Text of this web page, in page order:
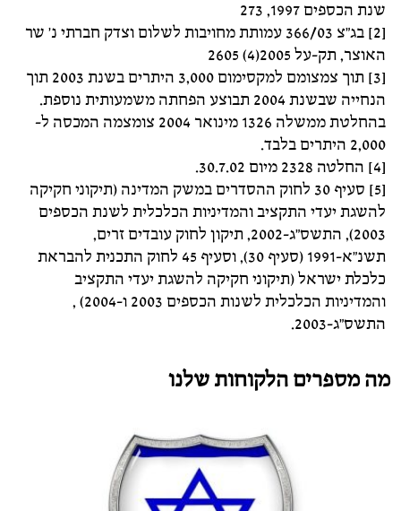
שנת הכספים 1997, 273
[2] בג"צ 366/03 עמותת מחויבות לשלום וצדק חברתי נ' שר
האוצר, תק-על 2005(4) 2605
[3] תוך צמצומם למקסימום 3,000 היתרים בשנת 2003 תוך
הנחייה שבשנת 2004 תבוצע הפחתה משמעותית נוספת.
בהחלטת ממשלה 1326 מינואר 2004 צומצמה המכסה ל-
2,000 היתרים בלבד.
[4] החלטה 2328 מיום 30.7.02.
[5] סעיף 30 לחוק ההסדרים במשק המדינה (תיקוני חקיקה
להשגת יעדי התקציב והמדיניות הכלכלית לשנת הכספים
2003), התשס"ג-2002, תיקון לחוק עובדים זרים,
תשנ"א-1991 (סעיף 30), וסעיף 45 לחוק התכנית להבראת
כלכלת ישראל (תיקוני חקיקה להשגת יעדי התקציב
והמדיניות הכלכלית לשנות הכספים 2003 ו-2004) ,
התשס"ג-2003.
מה מספרים הלקוחות שלנו